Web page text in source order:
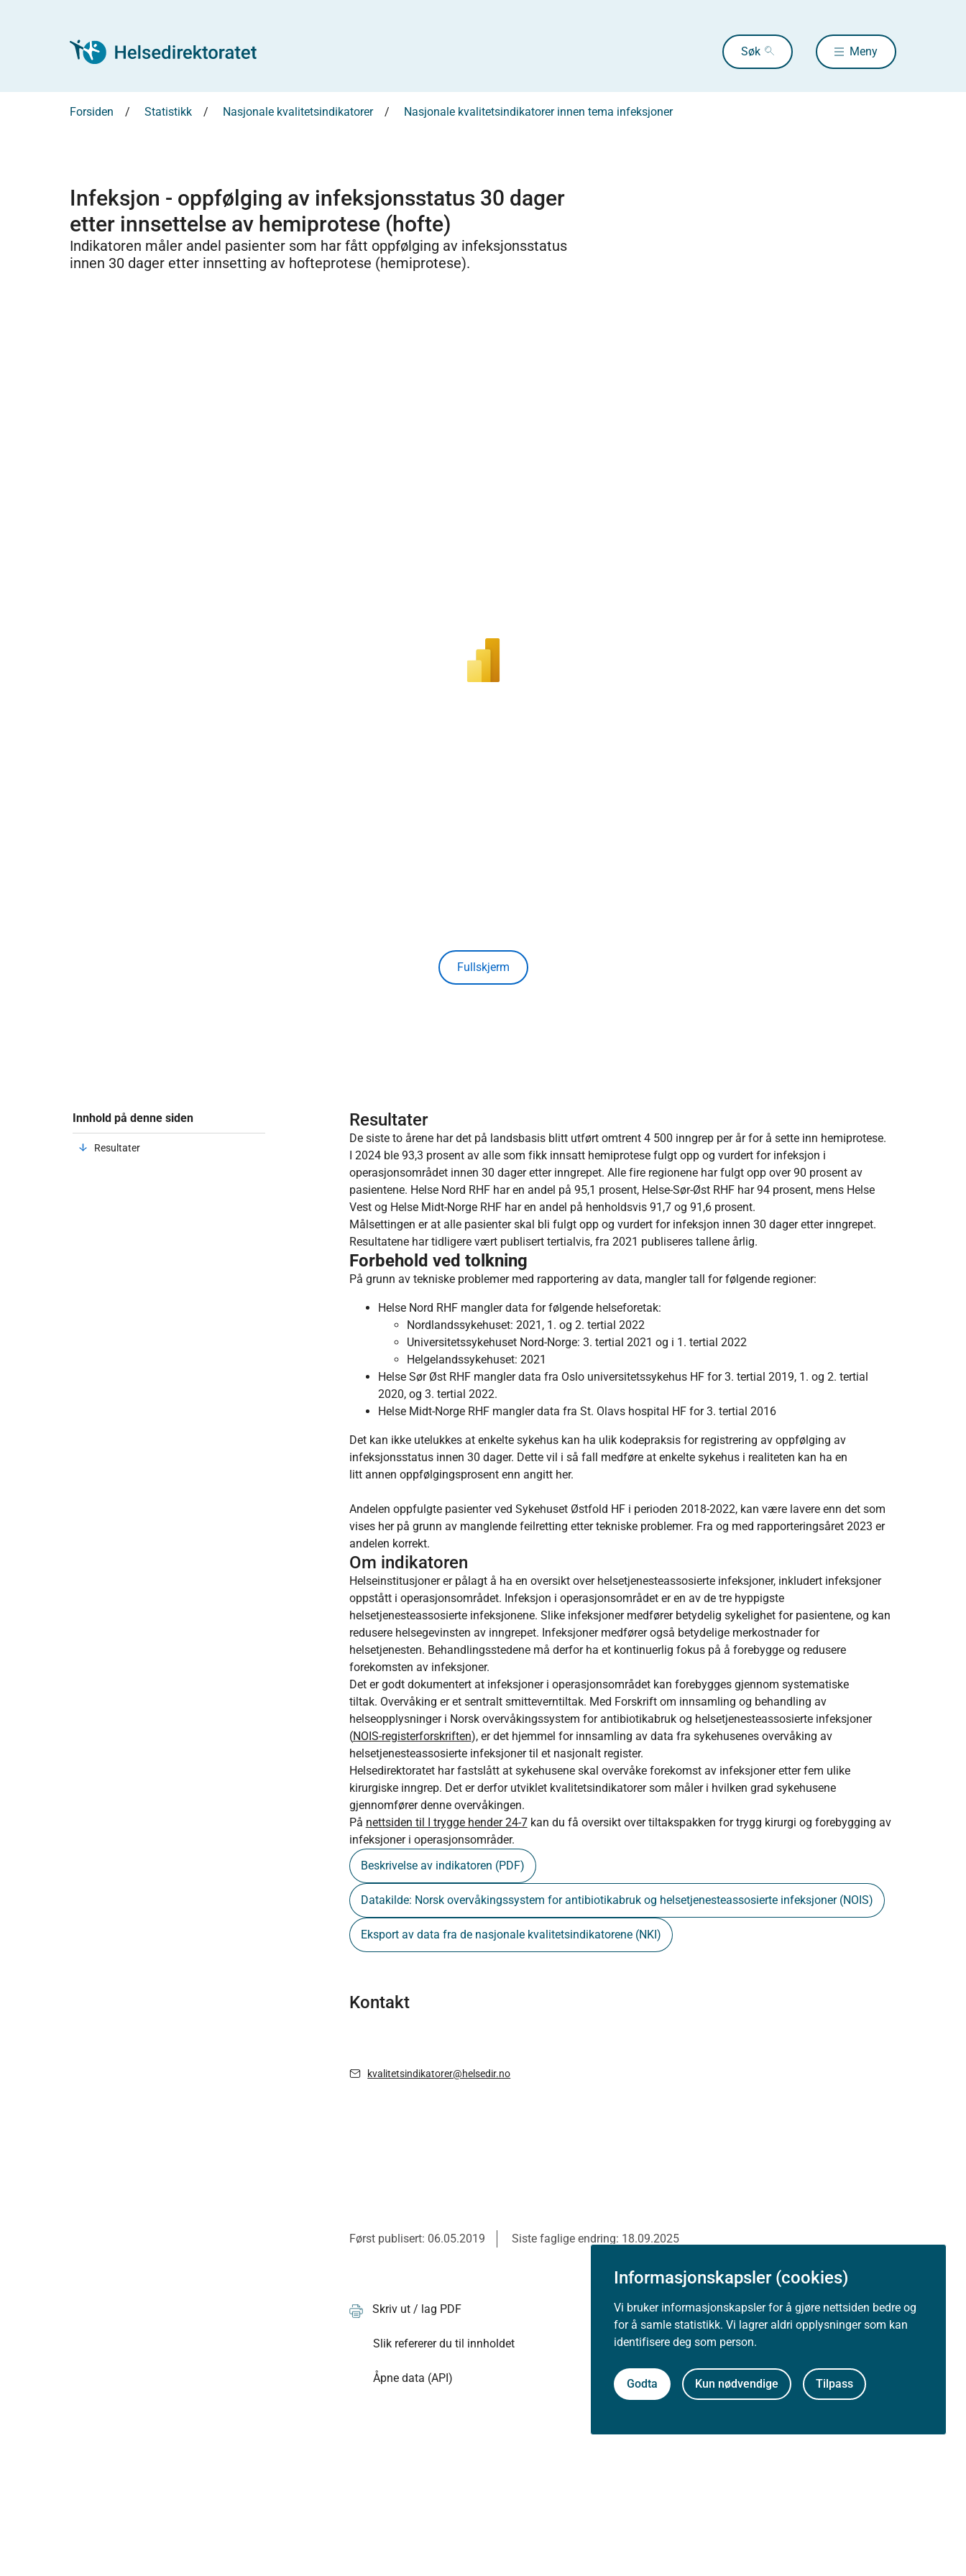
Informasjonskapsler (cookies)
Vi bruker informasjonskapsler for å gjøre nettsiden bedre og
for å samle statistikk. Vi lagrer aldri opplysninger som kan
identifisere deg som person.
Godta Kun nødvendige Tilpass
Søk Meny
Forsiden Statistikk Nasjonale kvalitetsindikatorer Nasjonale kvalitetsindikatorer innen tema infeksjoner
Infeksjon - oppfølging av infeksjonsstatus 30 dager
etter innsettelse av hemiprotese (hofte)
Indikatoren måler andel pasienter som har fått oppfølging av infeksjonsstatus
innen 30 dager etter innsetting av hofteprotese (hemiprotese).
Fullskjerm
Innhold på denne siden
Resultater
Resultater
De siste to årene har det på landsbasis blitt utført omtrent 4 500 inngrep per år for å sette inn hemiprotese.
I 2024 ble 93,3 prosent av alle som fikk innsatt hemiprotese fulgt opp og vurdert for infeksjon i
operasjonsområdet innen 30 dager etter inngrepet. Alle fire regionene har fulgt opp over 90 prosent av
pasientene. Helse Nord RHF har en andel på 95,1 prosent, Helse-Sør-Øst RHF har 94 prosent, mens Helse
Vest og Helse Midt-Norge RHF har en andel på henholdsvis 91,7 og 91,6 prosent.
Målsettingen er at alle pasienter skal bli fulgt opp og vurdert for infeksjon innen 30 dager etter inngrepet.
Resultatene har tidligere vært publisert tertialvis, fra 2021 publiseres tallene årlig.
Forbehold ved tolkning
På grunn av tekniske problemer med rapportering av data, mangler tall for følgende regioner:
Helse Nord RHF mangler data for følgende helseforetak:
Nordlandssykehuset: 2021, 1. og 2. tertial 2022
Universitetssykehuset Nord-Norge: 3. tertial 2021 og i 1. tertial 2022
Helgelandssykehuset: 2021
Helse Sør Øst RHF mangler data fra Oslo universitetssykehus HF for 3. tertial 2019, 1. og 2. tertial
2020, og 3. tertial 2022.
Helse Midt-Norge RHF mangler data fra St. Olavs hospital HF for 3. tertial 2016
Det kan ikke utelukkes at enkelte sykehus kan ha ulik kodepraksis for registrering av oppfølging av
infeksjonsstatus innen 30 dager. Dette vil i så fall medføre at enkelte sykehus i realiteten kan ha en
litt annen oppfølgingsprosent enn angitt her.
Andelen oppfulgte pasienter ved Sykehuset Østfold HF i perioden 2018-2022, kan være lavere enn det som
vises her på grunn av manglende feilretting etter tekniske problemer. Fra og med rapporteringsåret 2023 er
andelen korrekt.
Om indikatoren
Helseinstitusjoner er pålagt å ha en oversikt over helsetjenesteassosierte infeksjoner, inkludert infeksjoner
oppstått i operasjonsområdet. Infeksjon i operasjonsområdet er en av de tre hyppigste
helsetjenesteassosierte infeksjonene. Slike infeksjoner medfører betydelig sykelighet for pasientene, og kan
redusere helsegevinsten av inngrepet. Infeksjoner medfører også betydelige merkostnader for
helsetjenesten. Behandlingsstedene må derfor ha et kontinuerlig fokus på å forebygge og redusere
forekomsten av infeksjoner.
Det er godt dokumentert at infeksjoner i operasjonsområdet kan forebygges gjennom systematiske
tiltak. Overvåking er et sentralt smitteverntiltak. Med Forskrift om innsamling og behandling av
helseopplysninger i Norsk overvåkingssystem for antibiotikabruk og helsetjenesteassosierte infeksjoner
(NOIS-registerforskriften), er det hjemmel for innsamling av data fra sykehusenes overvåking av
helsetjenesteassosierte infeksjoner til et nasjonalt register.
Helsedirektoratet har fastslått at sykehusene skal overvåke forekomst av infeksjoner etter fem ulike
kirurgiske inngrep. Det er derfor utviklet kvalitetsindikatorer som måler i hvilken grad sykehusene
gjennomfører denne overvåkingen.
På nettsiden til I trygge hender 24-7kan du få oversikt over tiltakspakken for trygg kirurgi og forebygging av
infeksjoner i operasjonsområder.
Beskrivelse av indikatoren (PDF)
Datakilde: Norsk overvåkingssystem for antibiotikabruk og helsetjenesteassosierte infeksjoner (NOIS)
Eksport av data fra de nasjonale kvalitetsindikatorene (NKI)
Kontakt
kvalitetsindikatorer@helsedir.no
Først publisert: 06.05.2019 Siste faglige endring: 18.09.2025
Skriv ut / lag PDF
Slik refererer du til innholdet
Åpne data (API)